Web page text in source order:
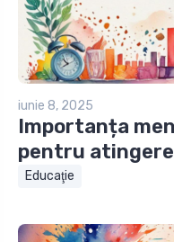
iunie 8, 2025
Importanța
pentru
Educaţie